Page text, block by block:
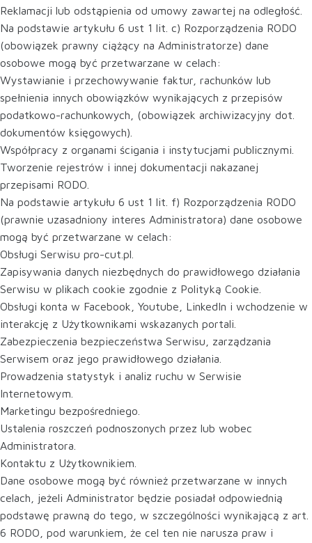
Reklamacji lub odstąpienia od umowy zawartej na odległość.
Na podstawie artykułu 6 ust 1 lit. c) Rozporządzenia RODO
(obowiązek prawny ciążący na Administratorze) dane
osobowe mogą być przetwarzane w celach:
Wystawianie i przechowywanie faktur, rachunków lub
spełnienia innych obowiązków wynikających z przepisów
podatkowo-rachunkowych, (obowiązek archiwizacyjny dot.
dokumentów księgowych).
Współpracy z organami ścigania i instytucjami publicznymi.
Tworzenie rejestrów i innej dokumentacji nakazanej
przepisami RODO.
Na podstawie artykułu 6 ust 1 lit. f) Rozporządzenia RODO
(prawnie uzasadniony interes Administratora) dane osobowe
mogą być przetwarzane w celach:
Obsługi Serwisu pro-cut.pl.
Zapisywania danych niezbędnych do prawidłowego działania
Serwisu w plikach cookie zgodnie z Polityką Cookie.
Obsługi konta w Facebook, Youtube, LinkedIn i wchodzenie w
interakcję z Użytkownikami wskazanych portali.
Zabezpieczenia bezpieczeństwa Serwisu, zarządzania
Serwisem oraz jego prawidłowego działania.
Prowadzenia statystyk i analiz ruchu w Serwisie
Internetowym.
Marketingu bezpośredniego.
Ustalenia roszczeń podnoszonych przez lub wobec
Administratora.
Kontaktu z Użytkownikiem.
Dane osobowe mogą być również przetwarzane w innych
celach, jeżeli Administrator będzie posiadał odpowiednią
podstawę prawną do tego, w szczególności wynikającą z art.
6 RODO, pod warunkiem, że cel ten nie narusza praw i